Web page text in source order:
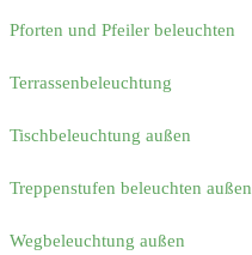
Pforten und Pfeiler beleuchten
Terrassenbeleuchtung
Tischbeleuchtung außen
Treppenstufen beleuchten außen
Wegbeleuchtung außen